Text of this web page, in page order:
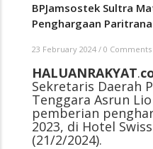
BPJamsostek Sultra
Penghargaan
23 February 2024 / 0 Comments
HALUANRAKYAT.
Sekretaris Daerah
Tenggara Asrun
pemberian
2023, di Hotel
(21/2/2024).